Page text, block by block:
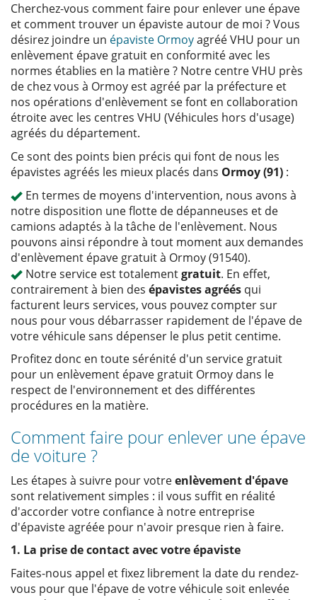
Cherchez-vous comment faire pour enlever une épave
et comment trouver un épaviste autour de moi ? Vous
désirez joindre un épaviste Ormoyagréé VHU pour un
enlèvement épave gratuit en conformité avec les
normes établies en la matière ? Notre centre VHU près
de chez vous à Ormoy est agréé par la préfecture et
nos opérations d'enlèvement se font en collaboration
étroite avec les centres VHU (Véhicules hors d'usage)
agréés du département.
Ce sont des points bien précis qui font de nous les
épavistes agréés les mieux placés dans Ormoy (91) :
En termes de moyens d'intervention, nous avons à
notre disposition une flotte de dépanneuses et de
camions adaptés à la tâche de l'enlèvement. Nous
pouvons ainsi répondre à tout moment aux demandes
d'enlèvement épave gratuit à Ormoy (91540).
Notre service est totalementgratuit. En effet,
contrairement à bien des épavistes agréés qui
facturent leurs services, vous pouvez compter sur
nous pour vous débarrasser rapidement de l'épave de
votre véhicule sans dépenser le plus petit centime.
Profitez donc en toute sérénité d'un service gratuit
pour un enlèvement épave gratuit Ormoy dans le
respect de l'environnement et des différentes
procédures en la matière.
Comment faire pour enlever une épave
de voiture ?
Les étapes à suivre pour votreenlèvement d'épave
sont relativement simples : il vous suffit en réalité
d'accorder votre confiance à notre entreprise
d'épaviste agréée pour n'avoir presque rien à faire.
1. La prise de contact avec votre épaviste
Faites-nous appel et fixez librement la date du rendez-
vous pour que l'épave de votre véhicule soit enlevée